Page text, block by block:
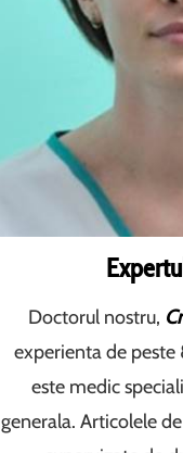
Doctorul nostru,
experienta de peste
este medic
generala. Articolele